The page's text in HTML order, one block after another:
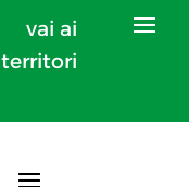
vai ai
territori